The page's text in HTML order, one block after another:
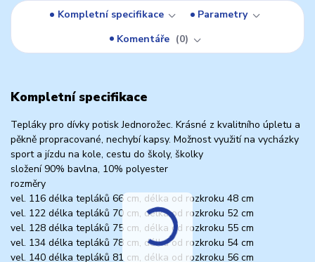
Kompletní specifikace
Parametry
Komentáře
0
Kompletní specifikace
Tepláky pro dívky potisk Jednorožec. Krásné z kvalitního úpletu a
pěkně propracované, nechybí kapsy. Možnost využití na vycházky
sport a jízdu na kole, cestu do školy, školky
složení 90% bavlna, 10% polyester
rozměry
vel. 116 délka tepláků 66 cm, délka od rozkroku 48 cm
vel. 122 délka tepláků 70 cm, délka od rozkroku 52 cm
vel. 128 délka tepláků 75 cm, délka od rozkroku 55 cm
vel. 134 délka tepláků 78 cm, délka od rozkroku 54 cm
vel. 140 délka tepláků 81 cm, délka od rozkroku 56 cm